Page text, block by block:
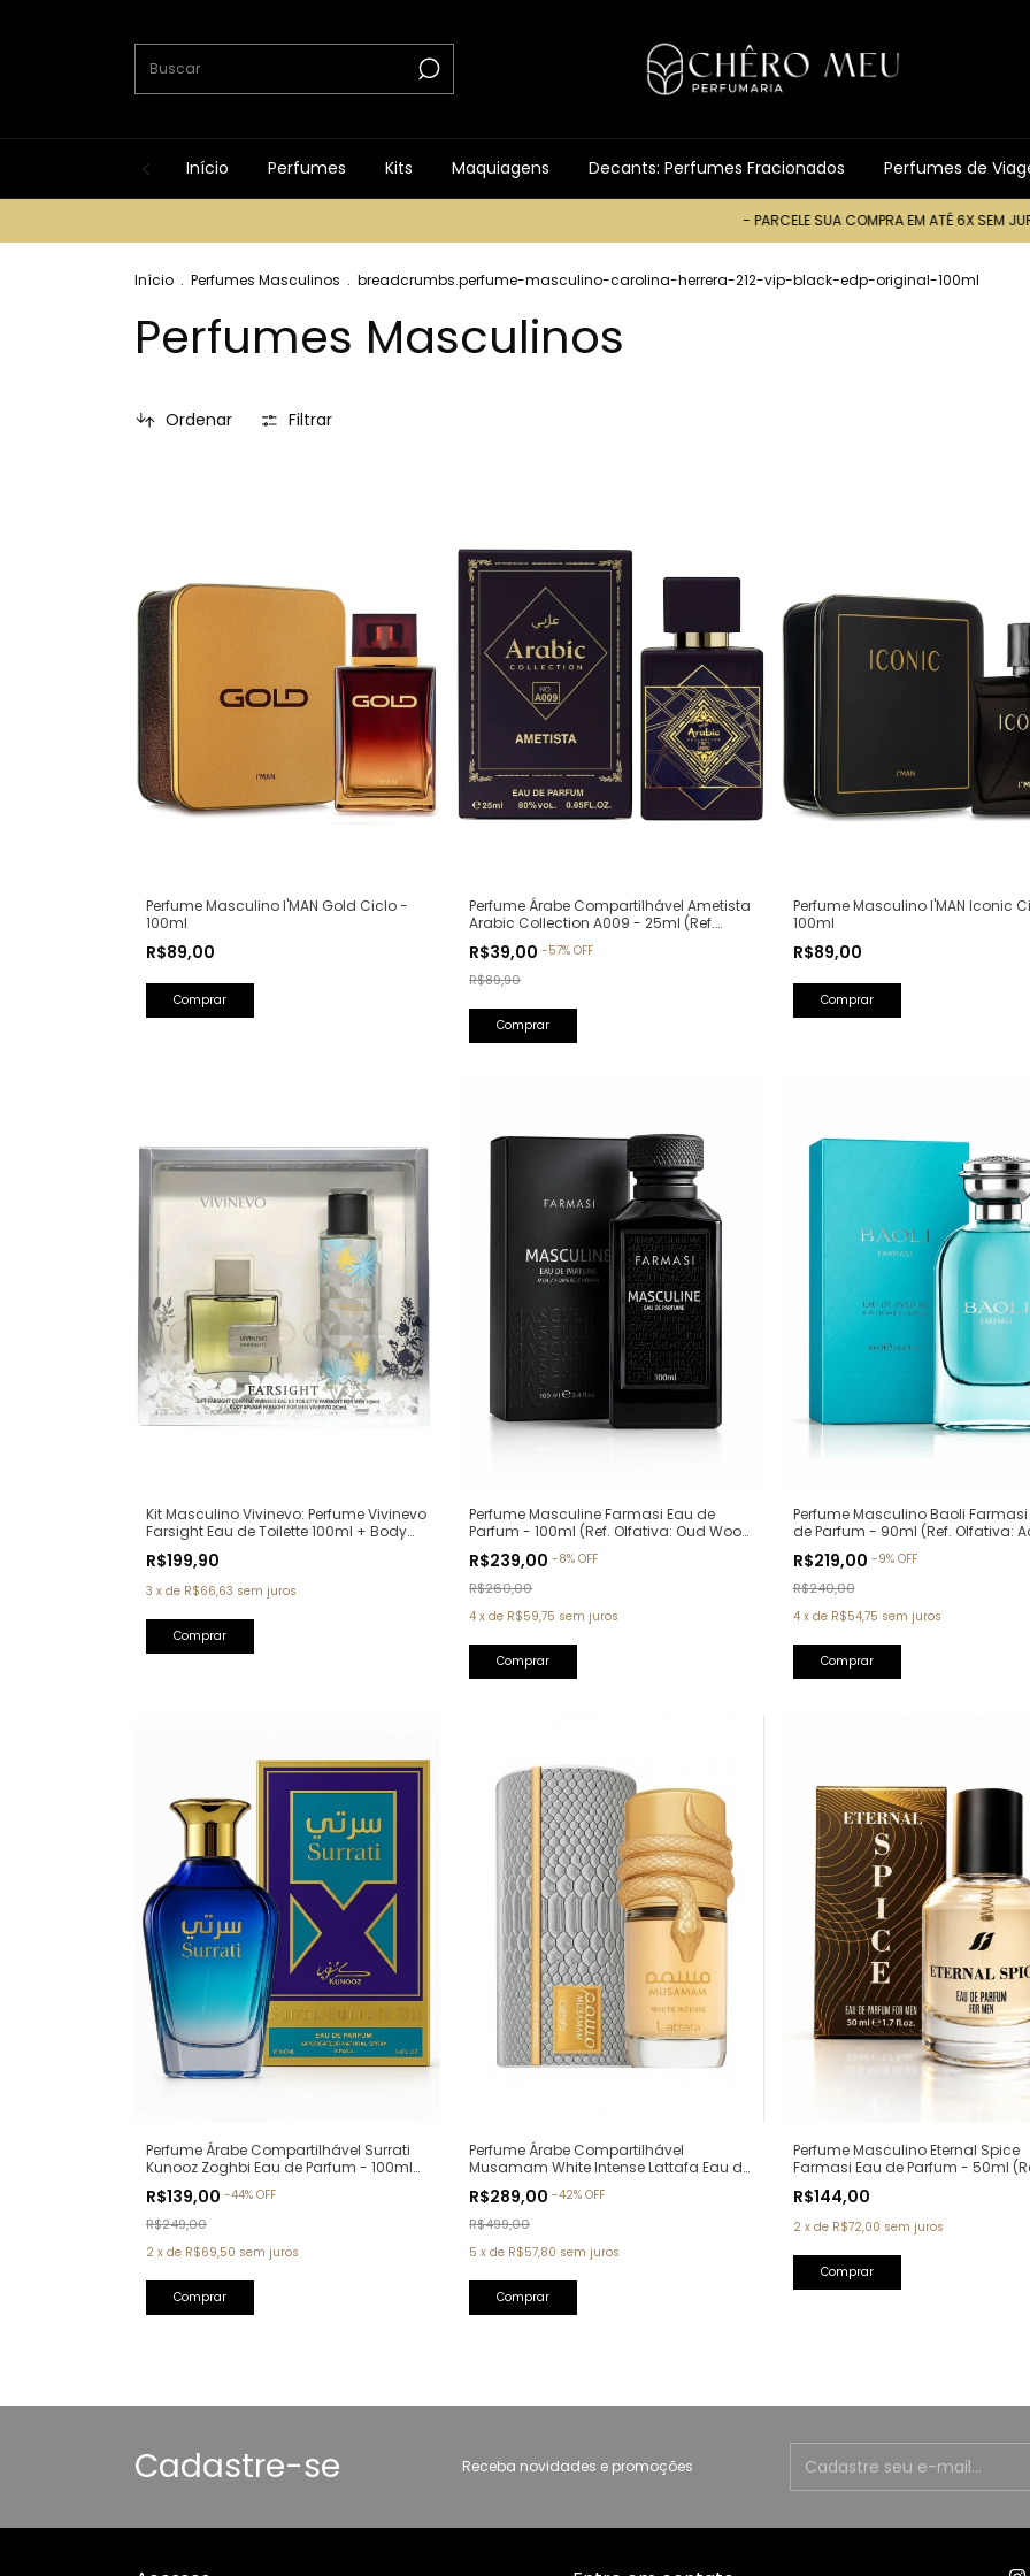
Início Perfumes Kits Maquiagens Decants: Perfumes Fracionados Perfumes de
- PARCELE SUA COMPRA EM ATÉ 6X SEM JUROS -
Início . Perfumes Masculinos . breadcrumbs.perfume-masculino-carolina-herrera-212-vip-black-edp-original-100ml
Perfumes Masculinos
Ordenar Filtrar
Perfume Masculino I'MAN Gold Ciclo -
100ml
R$89,00
Perfume Árabe Compartilhável Ametista
Arabic Collection A009 - 25ml (Ref.
Lattafa)
R$39,00-57%OFF
R$89,90
Perfume Masculino I'MAN Iconic
100ml
R$89,00
Kit Masculino Vivinevo: Perfume Vivinevo
Farsight Eau de Toilette 100ml + Body
R$199,90
3 x de R$66,63 sem juros
Perfume Masculine Farmasi Eau de
Parfum - 100ml (Ref. Olfativa: Oud Wood
R$239,00-8%OFF
R$260,00
4 xde R$59,75 sem juros
Perfume Masculino Baoli Farmasi
de Parfum - 90ml (Ref. Olfativa:
R$219,00 -9% OFF
R$240,00
4 x de R$54,75 sem juros
Perfume Árabe Compartilhável Surrati
Kunooz Zoghbi Eau de Parfum - 100ml
R$139,00 -44% OFF
R$249,00
2 x de R$69,50 sem juros
Perfume Árabe Compartilhável
Musamam White Intense Lattafa Eau de
R$289,00-42%OFF
R$499,00
5 xde R$57,80 sem juros
Perfume Masculino Eternal Spice
Farmasi Eau de Parfum - 50ml
R$144,00
2 x de R$72,00 sem juros
Cadastre-se Receba novidades e promoções